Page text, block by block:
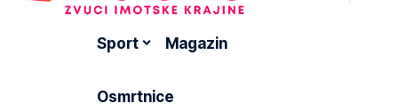
Sport Magazin
Osmrtnice